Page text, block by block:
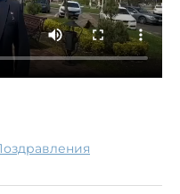
поздравления